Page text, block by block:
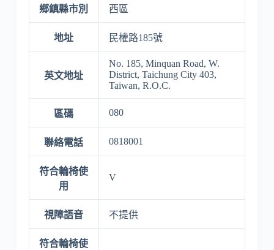
鄉鎮縣市別 西區
地址 民權路185號
英文地址
No. 185, Minquan Road, W.
District, Taichung City 403,
Taiwan, R.O.C.
區碼 080
聯絡電話 0818001
符合輪椅使
用
V
視障語音 不提供
符合輪椅使